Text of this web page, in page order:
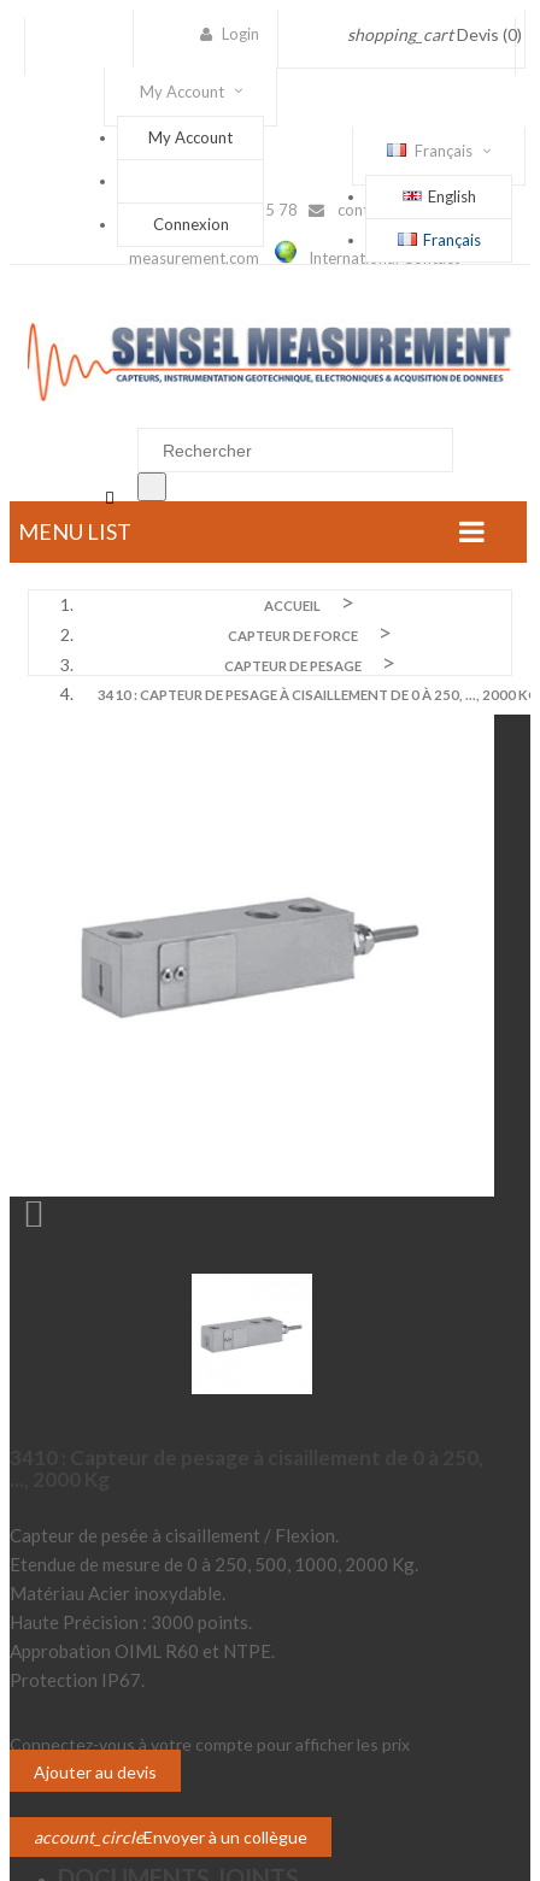
shopping_cart Devis (0)
Login
My Account
My Account
Connexion
Français
English
Français
(+33) 1 56 88 25 78 contact@sensel-
measurement.com International Contact

MENU LIST
ACCUEIL
CAPTEUR DE FORCE
CAPTEUR DE PESAGE
3410 : CAPTEUR DE PESAGE À CISAILLEMENT DE 0 À 250, ..., 2000 KG

Capteur de pesée à cisaillement / Flexion.
Etendue de mesure de 0 à 250, 500, 1000, 2000 Kg.
Matériau Acier inoxydable.
Haute Précision : 3000 points.
Approbation OIML R60 et NTPE.
Protection IP67.
Connectez-vous à votre compte pour afficher les prix
LoginAjouter au devis
account_circleEnvoyer à un collègue